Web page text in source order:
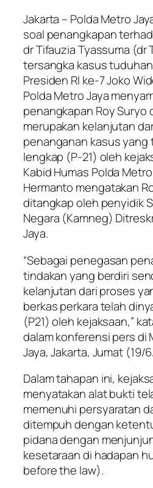
Jakarta – Polda Metro
soal penangkapan
dr Tifauzia Tyassuma (dr
tersangka kasus
Presiden RI ke-7 Joko
Polda Metro Jaya
penangkapan Roy Suryo
merupakan kelanjutan
penanganan kasus yang
lengkap (P-21) oleh
Kabid Humas Polda
Hermanto mengatakan
ditangkap oleh penyidik
Negara (Kamneg)
Jaya.
“Sebagai penegasan
tindakan yang berdiri
kelanjutan dari proses
berkas perkara telah
(P21) oleh kejaksaan,”
dalam konferensi pers di
Jaya, Jakarta, Jumat (19/
Dalam tahapan ini,
menyatakan alat bukti
memenuhi persyaratan
ditempuh dengan
pidana dengan
kesetaraan di hadapan
before the law).